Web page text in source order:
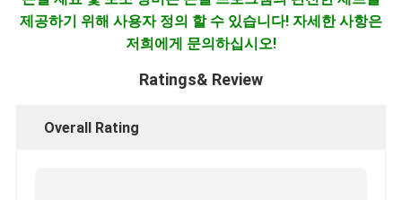
제공하기 위해 사용자 정의 할 수 있습니다! 자세한 사항은
저희에게 문의하십시오!
Ratings& Review
Overall Rating